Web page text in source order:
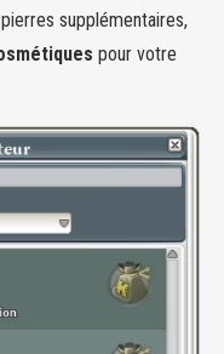
supplémentaires,
pour votre